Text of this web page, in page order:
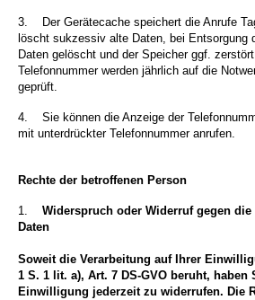
3.
Der Gerätecache speichert die Anrufe
löscht sukzessiv alte Daten, bei Entsorgung
Daten gelöscht und der Speicher ggf.
Telefonnummer werden jährlich auf die
geprüft.
4. Sie können die Anzeige der
mit unterdrückter Telefonnummer anrufen.
Rechte der betroffenen Person
1. Widerspruch oder Widerruf gegen
Daten
Soweit die Verarbeitung auf Ihrer
1 S. 1 lit. a), Art. 7 DS-GVO beruht, haben
Einwilligung jederzeit zu widerrufen. Die